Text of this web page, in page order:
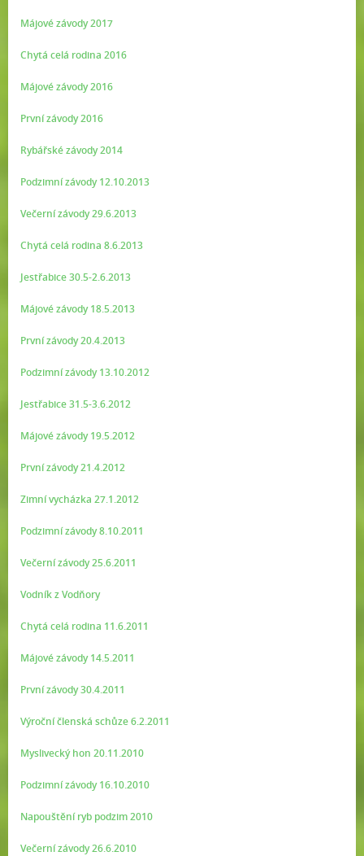
Májové závody 2017
Chytá celá rodina 2016
Májové závody 2016
První závody 2016
Rybářské závody 2014
Podzimní závody 12.10.2013
Večerní závody 29.6.2013
Chytá celá rodina 8.6.2013
Jestřabice 30.5-2.6.2013
Májové závody 18.5.2013
První závody 20.4.2013
Podzimní závody 13.10.2012
Jestřabice 31.5-3.6.2012
Májové závody 19.5.2012
První závody 21.4.2012
Zimní vycházka 27.1.2012
Podzimní závody 8.10.2011
Večerní závody 25.6.2011
Vodník z Vodňory
Chytá celá rodina 11.6.2011
Májové závody 14.5.2011
První závody 30.4.2011
Výroční členská schůze 6.2.2011
Myslivecký hon 20.11.2010
Podzimní závody 16.10.2010
Napouštění ryb podzim 2010
Večerní závody 26.6.2010